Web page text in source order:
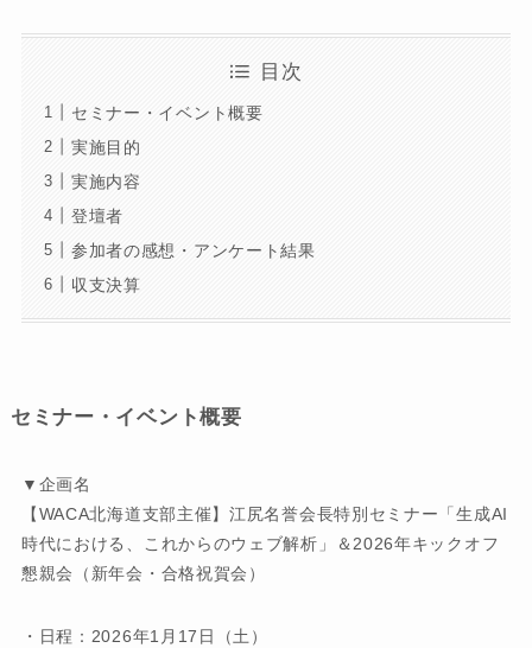
目次
セミナー・イベント概要
実施目的
実施内容
登壇者
参加者の感想・アンケート結果
収支決算
セミナー・イベント概要
▼企画名
【WACA北海道支部主催】江尻名誉会長特別セミナー「生成AI
時代における、これからのウェブ解析」＆2026年キックオフ
懇親会（新年会・合格祝賀会）
・日程：2026年1月17日（土）